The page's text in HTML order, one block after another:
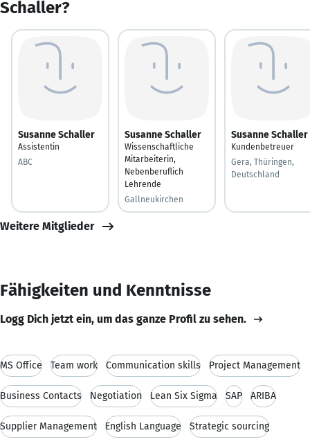
Schaller?
Susanne Schaller
Assistentin
ABC
Susanne Schaller
Wissenschaftliche
Mitarbeiterin,
Nebenberuflich
Lehrende
Gallneukirchen
Susanne Schaller
Kundenbetreuer
Gera, Thüringen,
Deutschland
Weitere Mitglieder
Fähigkeiten und Kenntnisse
Logg Dich jetzt ein, um das ganze Profil zu sehen.
MS Office Team work Communication skills Project Management
Business Contacts Negotiation Lean Six Sigma SAP ARIBA
Supplier Management English Language Strategic sourcing